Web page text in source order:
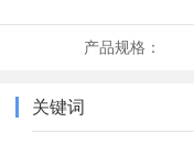
产品规格：
关键词